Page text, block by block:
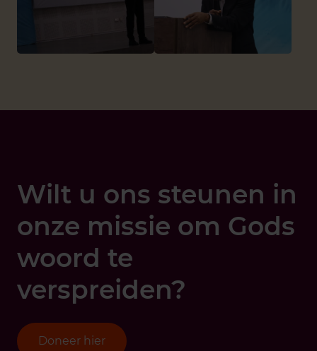
Wilt u ons steunen in
onze missie om Gods
woord te
verspreiden?
Doneer hier